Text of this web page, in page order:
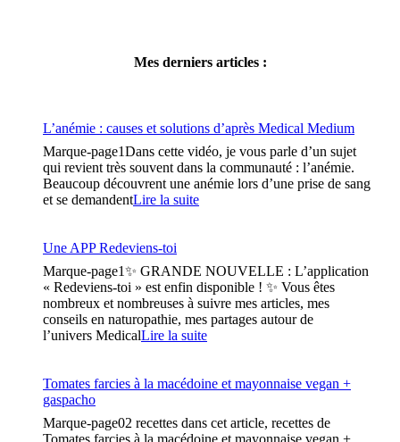
Mes derniers articles :
L’anémie : causes et solutions d’après Medical Medium
Marque-page1Dans cette vidéo, je vous parle d’un sujet
qui revient très souvent dans la communauté : l’anémie.
Beaucoup découvrent une anémie lors d’une prise de sang
et se demandentLire la suite« L’anémie
solutions
d’après
Medical
Medium »
Une APP Redeviens-toi
Marque-page1✨ GRANDE NOUVELLE : L’application
« Redeviens-toi » est enfin disponible ! ✨ Vous êtes
nombreux et nombreuses à suivre mes articles, mes
conseils en naturopathie, mes partages autour de
l’univers MedicalLire la suite« Une
toi »
Tomates farcies à la macédoine et mayonnaise vegan +
gaspacho
Marque-page02 recettes dans cet article, recettes de